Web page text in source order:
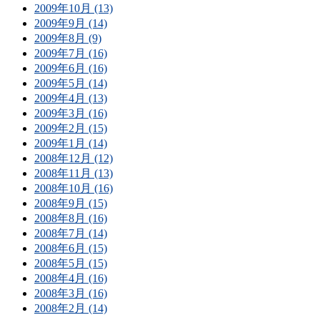
2009年10月 (13)
2009年9月 (14)
2009年8月 (9)
2009年7月 (16)
2009年6月 (16)
2009年5月 (14)
2009年4月 (13)
2009年3月 (16)
2009年2月 (15)
2009年1月 (14)
2008年12月 (12)
2008年11月 (13)
2008年10月 (16)
2008年9月 (15)
2008年8月 (16)
2008年7月 (14)
2008年6月 (15)
2008年5月 (15)
2008年4月 (16)
2008年3月 (16)
2008年2月 (14)